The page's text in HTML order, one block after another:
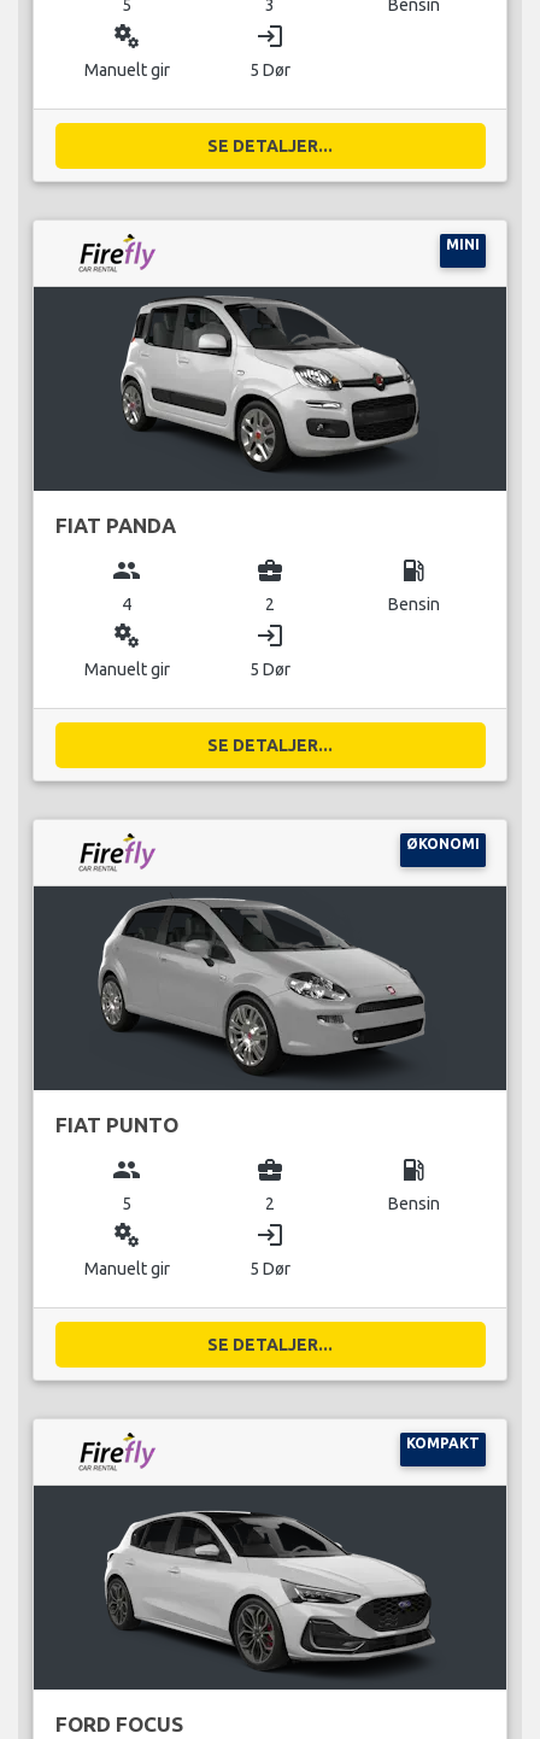
5 3 Bensin
miscellaneous_services
Manuelt gir
login
5 Dør
SE DETALJER...
MINI
FIAT PANDA
group
4
business_center
2
local_gas_station
Bensin
miscellaneous_services
Manuelt gir
login
5 Dør
SE DETALJER...
ØKONOMI
FIAT PUNTO
group
5
business_center
2
local_gas_station
Bensin
miscellaneous_services
Manuelt gir
login
5 Dør
SE DETALJER...
KOMPAKT
FORD FOCUS